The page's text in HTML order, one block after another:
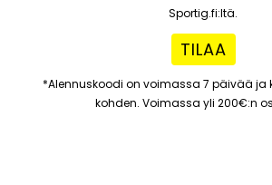
Sportig.fi:ltä.
TILAA
*Alennuskoodi on voimassa 7 päivää ja
kohden. Voimassa yli 200€:n